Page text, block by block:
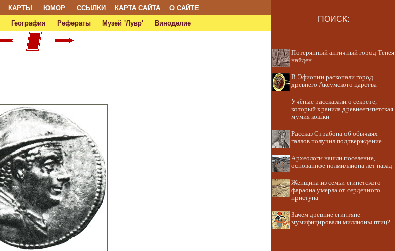
КАРТЫ ЮМОР ССЫЛКИ КАРТА САЙТА
О САЙТЕ
География Рефераты Музей 'Лувр' Виноделие ПОИСК:
Потерянный античный город Тенея
найден
В Эфиопии раскопали город
древнего Аксумского царства
Учёные рассказали о секрете,
который хранила древнеегипетская
мумия кошки
Рассказ Страбона об обычаях
галлов получил подтверждение
Археологи нашли поселение,
основанное полмиллиона лет назад
Женщина из семьи египетского
фараона умерла от сердечного
приступа
Зачем древние египтяне
мумифицировали миллионы птиц?